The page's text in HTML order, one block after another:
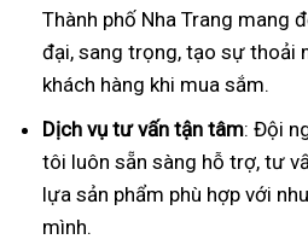
Thành phố Nha Trang mang
đại, sang trọng, tạo sự thoải
khách hàng khi mua sắm.
Dịch vụ tư vấn tận tâm: Đội
tôi luôn sẵn sàng hỗ trợ, tư
lựa sản phẩm phù hợp với
mình.